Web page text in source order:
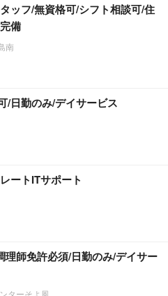
ッフ/無資格可/シフト相談可/住
備
南
/日勤のみ/デイサービス
ートITサポート
理師免許必須/日勤のみ/デイサー
ターそよ風